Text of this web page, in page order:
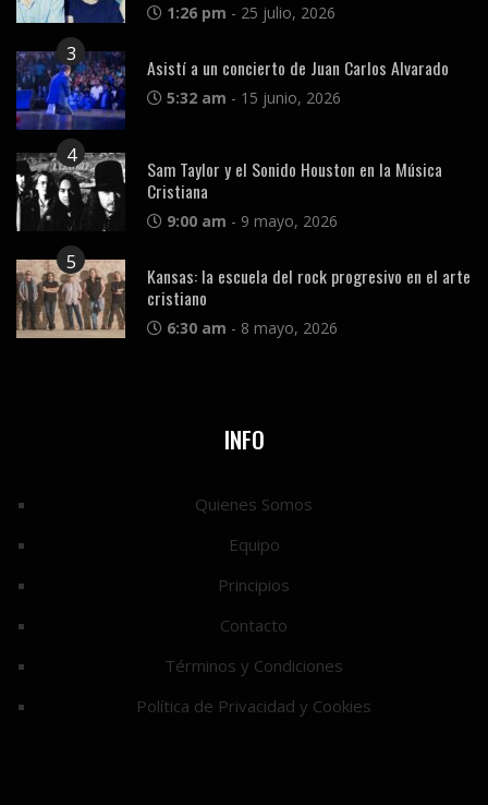
1:26 pm - 25 julio, 2026
3
Asistí a un concierto de Juan Carlos Alvarado
5:32 am - 15 junio, 2026
4
Sam Taylor y el Sonido Houston en la Música
Cristiana
9:00 am - 9 mayo, 2026
5
Kansas: la escuela del rock progresivo en el arte
cristiano
6:30 am - 8 mayo, 2026
INFO
Quienes Somos
Equipo
Principios
Contacto
Términos y Condiciones
Política de Privacidad y Cookies